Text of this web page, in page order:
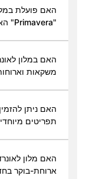
האם פועלת
"Primavera" האיטלקית?
האם במלון
משקאות
האם ניתן
תפריטים
האם מלון
ארוחת-בוקר